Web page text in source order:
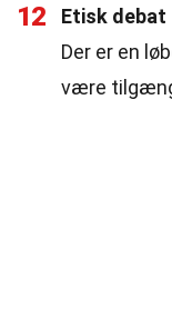
12
Etisk debat
Der er en
være